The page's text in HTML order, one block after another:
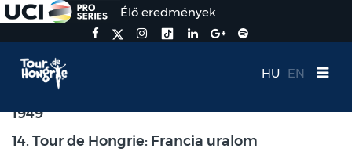
Élő eredmények
HU EN
1949
14. Tour de Hongrie: Francia uralom